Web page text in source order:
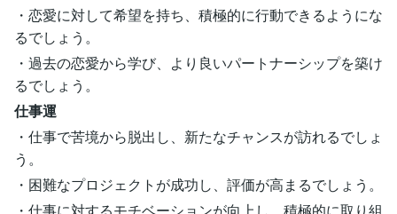
・恋愛に対して希望を持ち、積極的に行動できるようにな
るでしょう。
・過去の恋愛から学び、より良いパートナーシップを築け
るでしょう。
仕事運
・仕事で苦境から脱出し、新たなチャンスが訪れるでしょ
う。
・困難なプロジェクトが成功し、評価が高まるでしょう。
・仕事に対するモチベーションが向上し、積極的に取り組